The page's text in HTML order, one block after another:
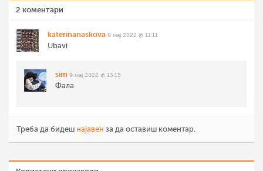
2 коментари
katerinanaskova 9 мај 2022 @ 11:11
Ubavi
sim 9 мај 2022 @ 13:15
Фала
Треба да бидеш најавен за да оставиш коментар.